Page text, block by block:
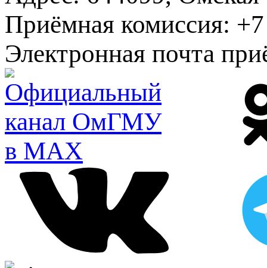
Приёмная комиссия:
Электронная почта